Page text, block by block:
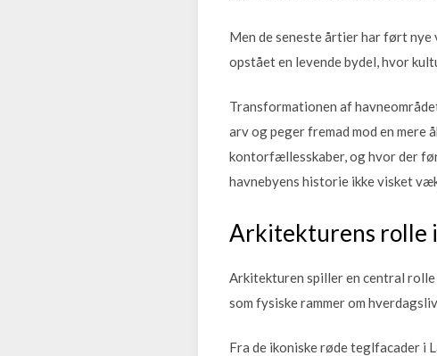
Men de seneste årtier har ført nye
opstået en levende bydel, hvor
Transformationen af
arv og peger fremad mod en mere
kontorfællesskaber, og hvor der
havnebyens historie ikke visket
Arkitekturens rolle
Arkitekturen spiller en central
som fysiske rammer om
Fra de ikoniske røde teglfacader i